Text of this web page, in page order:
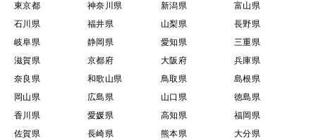
東京都
神奈川県 新潟県
富山県
石川県
福井県 山梨県
長野県
岐阜県
静岡県 愛知県
三重県
滋賀県
京都府 大阪府
兵庫県
奈良県
和歌山県 鳥取県
島根県
岡山県
広島県 山口県
徳島県
香川県
愛媛県 高知県
福岡県
佐賀県
長崎県 熊本県
大分県